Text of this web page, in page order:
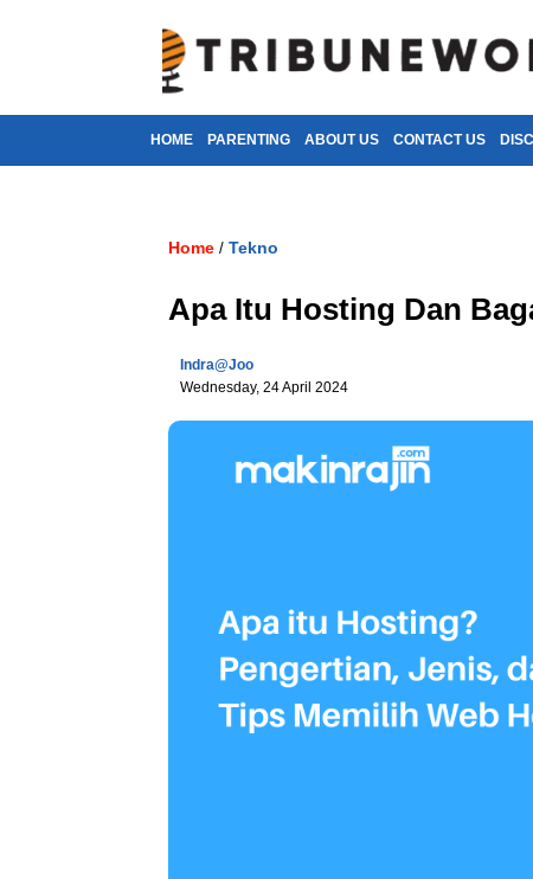
HOME PARENTING ABOUT US CONTACT US
Home / Tekno
Apa Itu Hosting Dan
Indra@joo
Wednesday, 24 April 2024